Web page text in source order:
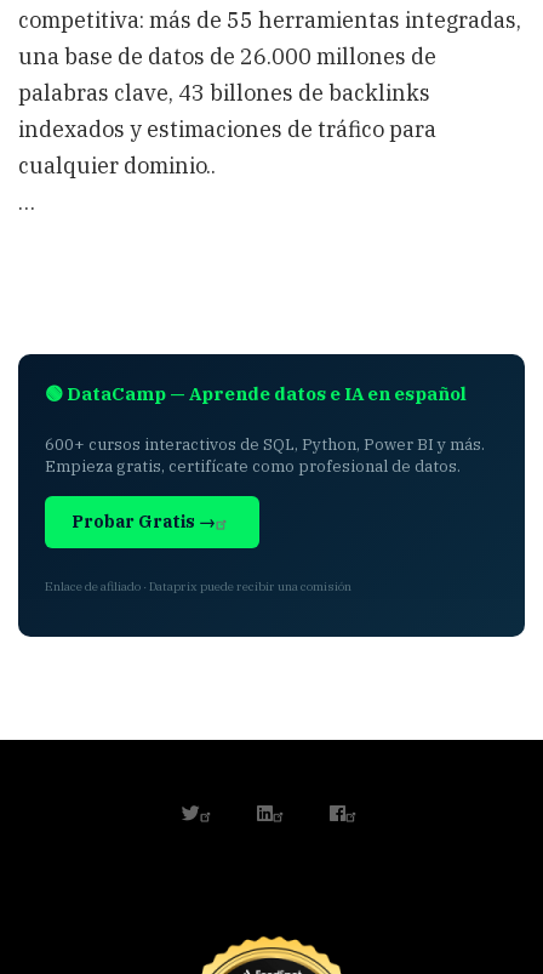
competitiva: más de 55 herramientas integradas,
una base de datos de 26.000 millones de
palabras clave, 43 billones de backlinks
indexados y estimaciones de tráfico para
cualquier dominio..
…
🟢 DataCamp — Aprende datos e IA en español
600+ cursos interactivos de SQL, Python, Power BI y más.
Empieza gratis, certifícate como profesional de datos.
Probar Gratis →
Enlace de afiliado · Dataprix puede recibir una comisión
twitterlinkedinfacebook